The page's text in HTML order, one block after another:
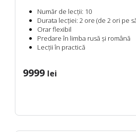
Număr de lecții: 10
Durata lecției: 2 ore (de 2 ori pe
Orar flexibil
Predare în limba rusă și română
Lecțiiîn practică
9999 lei